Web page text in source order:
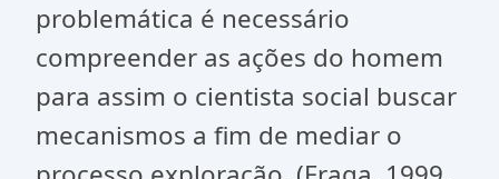
problemática é necessário
compreender as ações do homem
para assim o cientista social buscar
mecanismos a fim de mediar o